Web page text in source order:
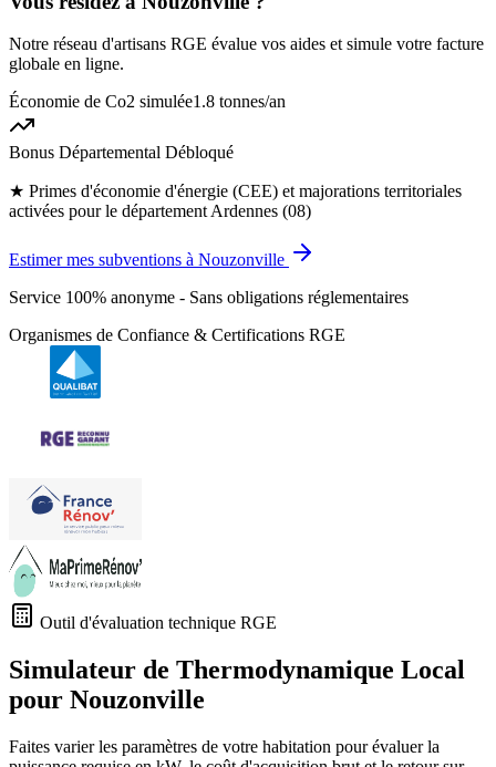
Notre réseau d'artisans RGE évalue vos aides et simule votre facture
globale en ligne.
Économie de Co2 simulée1.8 tonnes/an
Bonus Départemental Débloqué
★ Primes d'économie d'énergie (CEE) et majorations territoriales
activées pour le département Ardennes (08)
Estimer mes subventions à Nouzonville
Service 100% anonyme - Sans obligations réglementaires
Organismes de Confiance & Certifications RGE
Outil d'évaluation technique RGE
Simulateur de Thermodynamique Local
pour Nouzonville
Faites varier les paramètres de votre habitation pour évaluer la